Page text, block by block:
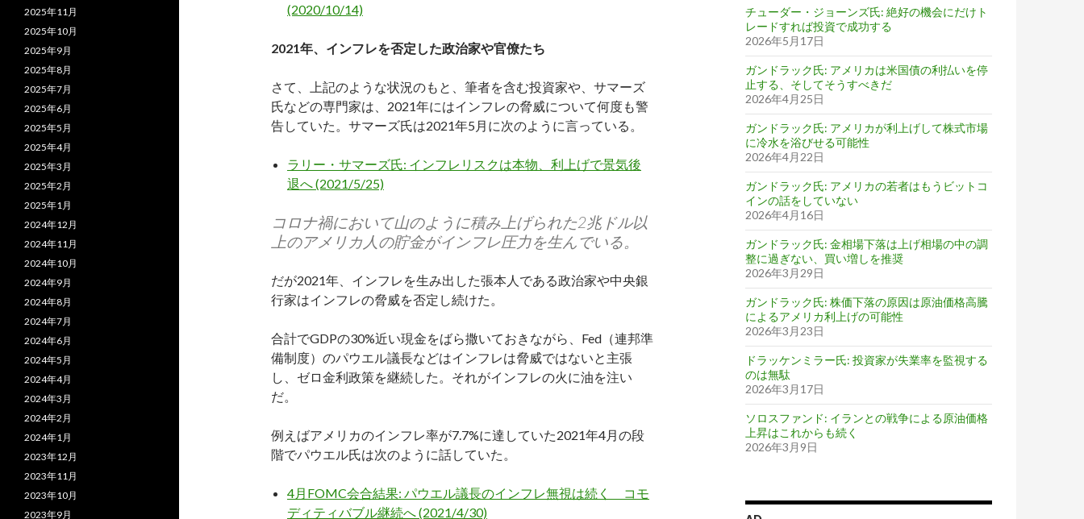
(2020/10/14)
2021年、インフレを否定した政治家や官僚たち
さて、上記のような状況のもと、筆者を含む投資家や、サマーズ
氏などの専門家は、2021年にはインフレの脅威について何度も警
告していた。サマーズ氏は2021年5月に次のように言っている。
ラリー・サマーズ氏: インフレリスクは本物、利上げで景気後
退へ (2021/5/25)
コロナ禍において山のように積み上げられた2兆ドル以
上のアメリカ人の貯金がインフレ圧力を生んでいる。
だが2021年、インフレを生み出した張本人である政治家や中央銀
行家はインフレの脅威を否定し続けた。
合計でGDPの30%近い現金をばら撒いておきながら、Fed（連邦準
備制度）のパウエル議長などはインフレは脅威ではないと主張
し、ゼロ金利政策を継続した。それがインフレの火に油を注い
だ。
例えばアメリカのインフレ率が7.7%に達していた2021年4月の段
階でパウエル氏は次のように話していた。
4月FOMC会合結果: パウエル議長のインフレ無視は続く コモ
ディティバブル継続へ (2021/4/30)
チューダー・ジョーンズ氏: 絶好の機会にだけト
レードすれば投資で成功する
2026年5月17日
ガンドラック氏: アメリカは米国債の利払いを停
止する、そしてそうすべきだ
2026年4月25日
ガンドラック氏: アメリカが利上げして株式市場
に冷水を浴びせる可能性
2026年4月22日
ガンドラック氏: アメリカの若者はもうビットコ
インの話をしていない
2026年4月16日
ガンドラック氏: 金相場下落は上げ相場の中の調
整に過ぎない、買い増しを推奨
2026年3月29日
ガンドラック氏: 株価下落の原因は原油価格高騰
によるアメリカ利上げの可能性
2026年3月23日
ドラッケンミラー氏: 投資家が失業率を監視する
のは無駄
2026年3月17日
ソロスファンド: イランとの戦争による原油価格
上昇はこれからも続く
2026年3月9日
2025年11月
2025年10月
2025年9月
2025年8月
2025年7月
2025年6月
2025年5月
2025年4月
2025年3月
2025年2月
2025年1月
2024年12月
2024年11月
2024年10月
2024年9月
2024年8月
2024年7月
2024年6月
2024年5月
2024年4月
2024年3月
2024年2月
2024年1月
2023年12月
2023年11月
2023年10月
2023年9月